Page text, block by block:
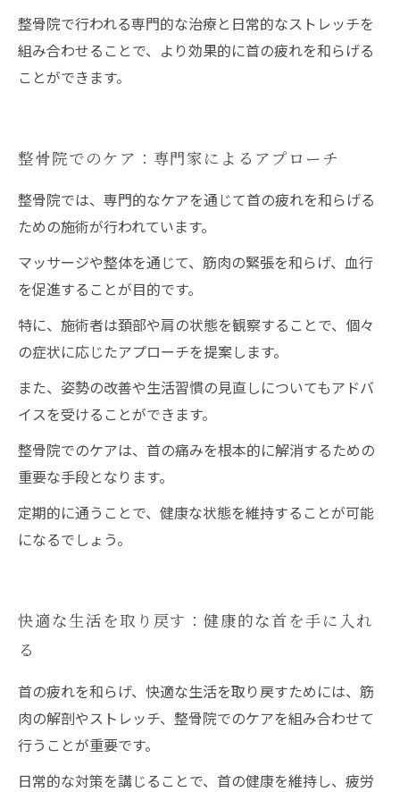
整骨院で行われる専門的な治療と日常的なストレッチを
組み合わせることで、より効果的に首の疲れを和らげる
ことができます。
整骨院でのケア：専門家によるアプローチ
整骨院では、専門的なケアを通じて首の疲れを和らげる
ための施術が行われています。
マッサージや整体を通じて、筋肉の緊張を和らげ、血行
を促進することが目的です。
特に、施術者は頚部や肩の状態を観察することで、個々
の症状に応じたアプローチを提案します。
また、姿勢の改善や生活習慣の見直しについてもアドバ
イスを受けることができます。
整骨院でのケアは、首の痛みを根本的に解消するための
重要な手段となります。
定期的に通うことで、健康な状態を維持することが可能
になるでしょう。
快適な生活を取り戻す：健康的な首を手に入れ
る
首の疲れを和らげ、快適な生活を取り戻すためには、筋
肉の解剖やストレッチ、整骨院でのケアを組み合わせて
行うことが重要です。
日常的な対策を講じることで、首の健康を維持し、疲労